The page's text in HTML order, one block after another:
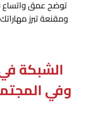
توضح عمق واتساع
ومقنعة تبرز
وفي